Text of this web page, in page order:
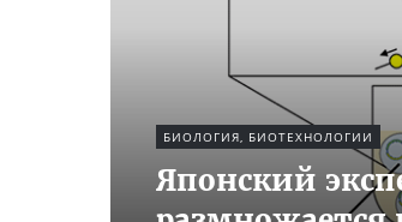
БИОЛОГИЯ, БИОТЕХНОЛОГИИ
Японский